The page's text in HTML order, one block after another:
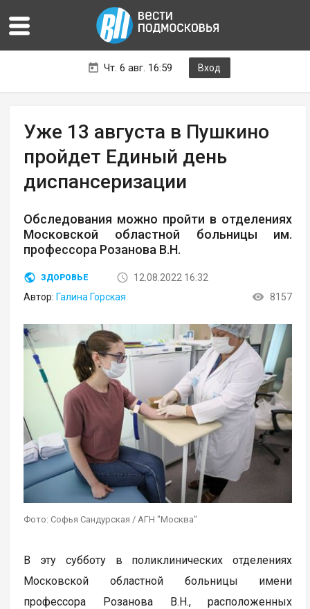
Чт. 6 авг. 16:59 Вход
Уже 13 августа в Пушкино
пройдет Единый день
диспансеризации
Обследования можно пройти в отделениях
Московской областной больницы им.
профессора Розанова В.Н.
ЗДОРОВЬЕ
12.08.2022 16:32
Автор: Галина Горская 8157
Фото: Софья Сандурская / АГН "Москва"
В эту субботу в поликлинических отделениях
Московской областной больницы имени
профессора Розанова В.Н., расположенных